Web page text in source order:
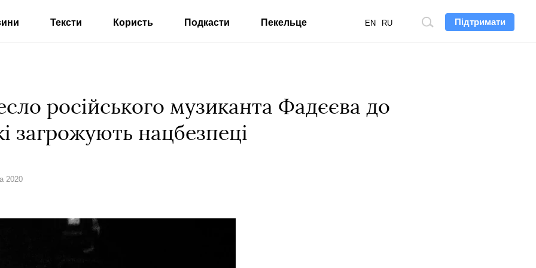
Підтримати
Пошук
EN RU
Тексти Користь Подкасти Пекельце
російського музиканта Фадєєва до
загрожують нацбезпеці
2020